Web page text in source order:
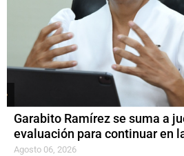
Garabito Ramírez se suma a
evaluación para continuar en
Agosto 06, 2026